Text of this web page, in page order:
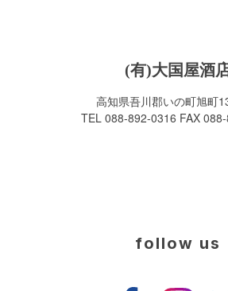
(有)大国屋酒
高知県吾川郡いの町旭町
TEL 088-892-0316 FAX
follow us